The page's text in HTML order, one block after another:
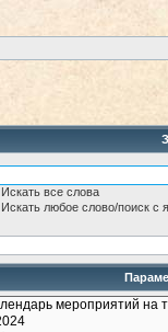
Искать все слова
Искать любое слово/поиск с